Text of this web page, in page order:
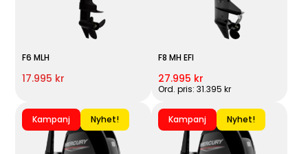
F6 MLH
17.995 kr
F8 MH EFI
27.995 kr
Ord. pris: 31.395 kr
Kampanj Nyhet! Kampanj Nyhet!